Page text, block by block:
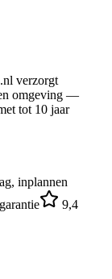
verzorgt
omgeving —
tot 10 jaar
inplannen
9,4